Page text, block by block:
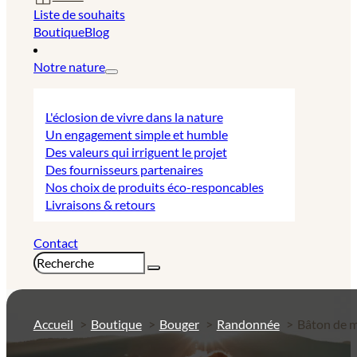
Liste de souhaits
BoutiqueBlog
Notre nature
L'éclosion de vivre dans la nature
Un engagement simple et humble
Des valeurs qui irriguent le projet
Des fournisseurs partenaires
Nos choix de produits éco-responcables
Livraisons & retours
Contact
Rechercher
Accueil Boutique Bouger Randonnée Bâton de